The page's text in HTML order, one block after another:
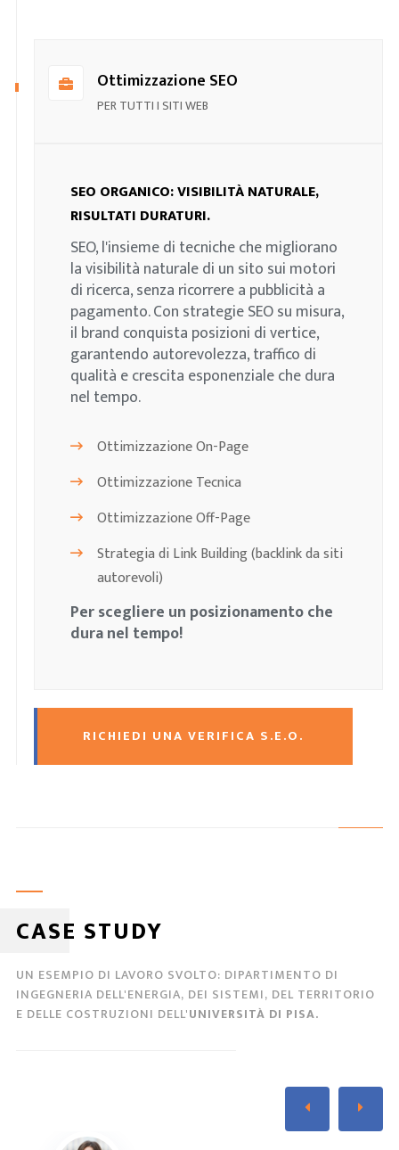
Ottimizzazione SEO
PER TUTTI I SITI WEB
SEO ORGANICO: VISIBILITÀ NATURALE,
RISULTATI DURATURI.
SEO, l'insieme di tecniche che migliorano
la visibilità naturale di un sito sui motori
di ricerca, senza ricorrere a pubblicità a
pagamento. Con strategie SEO su misura,
il brand conquista posizioni di vertice,
garantendo autorevolezza, traffico di
qualità e crescita esponenziale che dura
nel tempo.
Ottimizzazione On-Page
Ottimizzazione Tecnica
Ottimizzazione Off-Page
Strategia di Link Building (backlink da siti
autorevoli)
Per scegliere un posizionamento che
dura nel tempo!
RICHIEDI UNA VERIFICA S.E.O.
CASE STUDY
UN ESEMPIO DI LAVORO SVOLTO: DIPARTIMENTO DI
INGEGNERIA DELL'ENERGIA, DEI SISTEMI, DEL TERRITORIO
E DELLE COSTRUZIONI DELL'UNIVERSITÀ DI PISA.